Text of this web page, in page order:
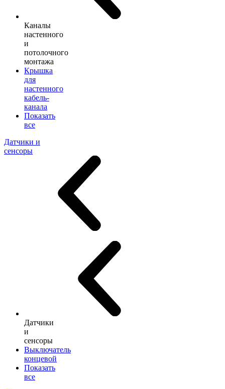
Каналы
настенного
и
потолочного
монтажа
Крышка
для
настенного
кабель-
канала
Показать
все
Датчики и
сенсоры
Датчики
и
сенсоры
Выключатель
концевой
Показать
все